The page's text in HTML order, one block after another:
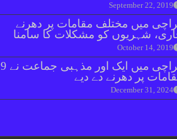
September 22, 2019
میں مختلف مقامات پر دھرنے
شہریوں کو مشکلات کا سامنا
October 14, 2019
کراچی میں ایک اور مذہبی جماعت نے 9
پر دھرنے دے دیے
December 31, 2024